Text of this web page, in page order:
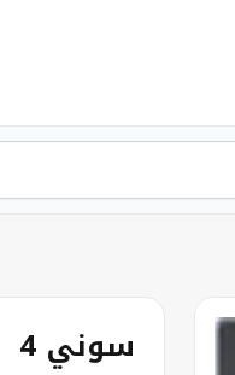
سوني 4